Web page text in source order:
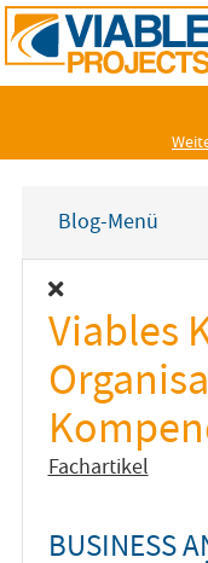
Blog-Menü
Viables
Fachartikel
BUSINESS